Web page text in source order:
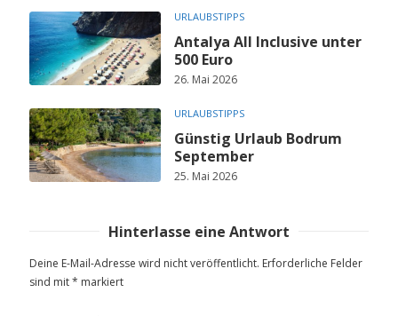
URLAUBSTIPPS
Antalya All Inclusive unter
500 Euro
26. Mai 2026
URLAUBSTIPPS
Günstig Urlaub Bodrum
September
25. Mai 2026
Hinterlasse eine Antwort
Deine E-Mail-Adresse wird nicht veröffentlicht. Erforderliche Felder
sind mit* markiert